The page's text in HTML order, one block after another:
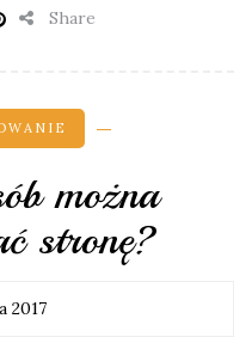
Share
można
stronę?
2017